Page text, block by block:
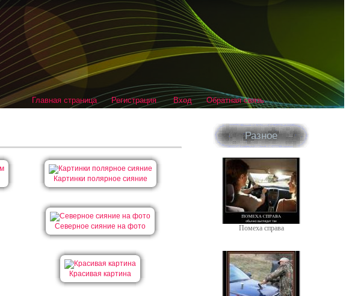
Главная страница Регистрация Вход Обратная связь
Картинки полярное сияние
Северное сияние на фото
Красивая картина
Разное
Помеха справа